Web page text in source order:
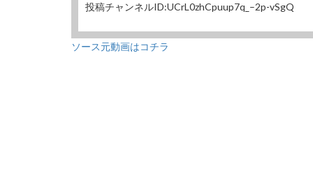
投稿チャンネルID:UCrL0zhCpuup7q_–2p-vSgQ
ソース元動画はコチラ